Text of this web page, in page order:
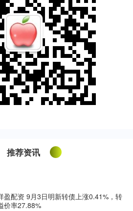
推荐资讯
盈配资 9月3日明新转债上涨0.41%，转
价率27.88%